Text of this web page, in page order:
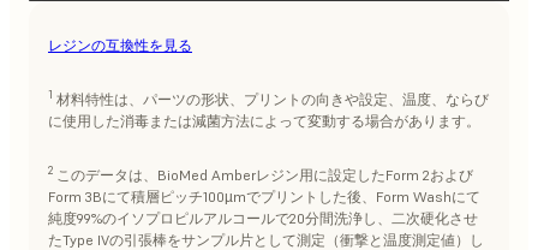
レジンの互換性を見る
1 材料特性は、パーツの形状、プリントの向きや設定、温度、ならび
に使用した消毒または減菌方法によって変動する場合があります。
2 このデータは、BioMed Amberレジン用に設定したForm 2および
Form 3Bにて積層ピッチ100µmでプリントした後、Form Washにて
純度99%のイソプロピルアルコールで20分間洗浄し、二次硬化させ
たType IVの引張棒をサンプル片として測定（衝撃と温度測定値）し